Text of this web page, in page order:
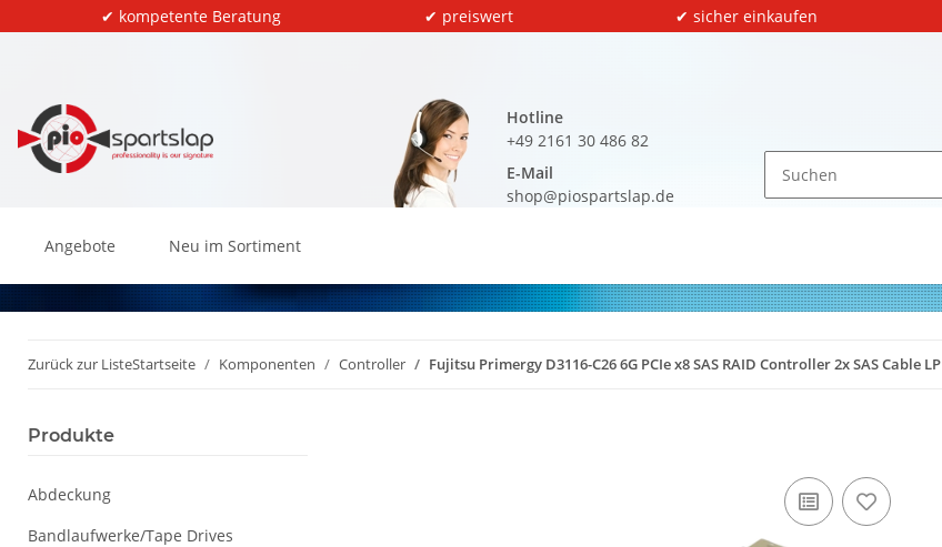
✔ kompetente Beratung ✔ preiswert ✔ sicher einkaufen
Hotline
+49 2161 30 486 82
E-Mail
shop@piospartslap.de
Angebote Neu im Sortiment
Zurück zur ListeStartseite Komponenten Controller Fujitsu Primergy D3116-C26 6G PCIe x8 SAS RAID Controller 2x SAS Cable LP
Produkte
Abdeckung
Bandlaufwerke/Tape Drives